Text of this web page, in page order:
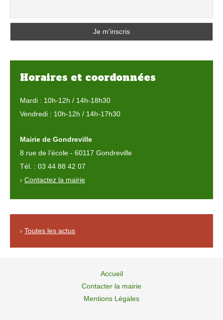
e
Horaires et coordonnées
Mardi : 10h-12h / 14h-18h30
Vendredi : 10h-12h / 14h-17h30
Mairie de Gondreville
8 rue de l’école - 60117 Gondreville
Tél. : 03 44 88 42 07
› Contactez la mairie
› Toutes les actus
Accueil
Contacter la mairie
Mentions Légales